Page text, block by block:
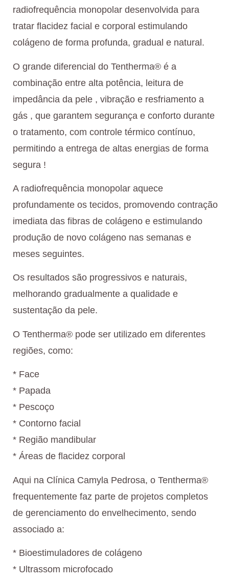
radiofrequência monopolar desenvolvida para
tratar flacidez facial e corporal estimulando
colágeno de forma profunda, gradual e natural.
O grande diferencial do Tentherma®️ é a
combinação entre alta potência, leitura de
impedância da pele , vibração e resfriamento a
gás , que garantem segurança e conforto durante
o tratamento, com controle térmico contínuo,
permitindo a entrega de altas energias de forma
segura !
A radiofrequência monopolar aquece
profundamente os tecidos, promovendo contração
imediata das fibras de colágeno e estimulando
produção de novo colágeno nas semanas e
meses seguintes.
Os resultados são progressivos e naturais,
melhorando gradualmente a qualidade e
sustentação da pele.
O Tentherma®️ pode ser utilizado em diferentes
regiões, como:
* Face
* Papada
* Pescoço
* Contorno facial
* Região mandibular
* ⁠Áreas de flacidez corporal
Aqui na Clínica Camyla Pedrosa, o Tentherma®️
frequentemente faz parte de projetos completos
de gerenciamento do envelhecimento, sendo
associado a:
* Bioestimuladores de colágeno
* Ultrassom microfocado